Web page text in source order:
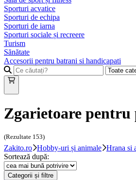
Sporturi acvatice
Sporturi de echipa
Sporturi de iarna
Sporturi sociale și recreere
Turism
Sănătate
Accesorii pentru batrani si handicapati
Zgarietoare pentru
(Rezultate 153)
Zakito.ro Hobby-uri și animale Hrana si
Sortează după:
Categorii și filtre